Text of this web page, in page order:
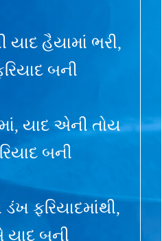
હૈયામાં ભરી,
બની
યાદ એની તોય
બની
ફરિયાદમાંથી,
યાદ બની